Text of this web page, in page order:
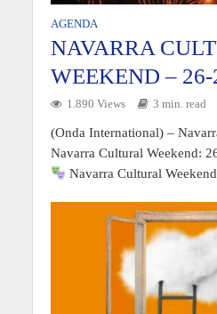
AGENDA
NAVARRA
WEEKEND –
1.890 Views 3 min. read
(Onda International) –
Navarra Cultural Weekend:
Navarra Cultural